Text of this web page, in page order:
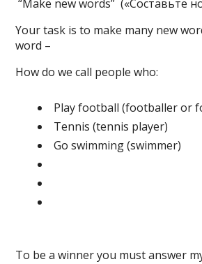
“Make new words” («Составьте
Your task is to make many new
word –
How do we call people who:
Play football (footballer or
Tennis (tennis player)
Go swimming (swimmer)
To be a winner you must answer